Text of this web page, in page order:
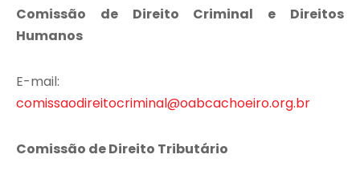
Comissão de Direito Criminal e Direitos
Humanos
E-mail:
comissaodireitocriminal@oabcachoeiro.org.br
Comissão de Direito Tributário